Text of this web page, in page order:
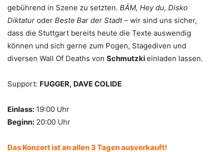
gebührend in Szene zu setzten. BÄM, Hey du, Disko
Diktatur oder Beste Bar der Stadt– wir sind uns sicher,
dass die Stuttgart bereits heute die Texte auswendig
können und sich gerne zum Pogen, Stagediven und
diversen Wall Of Deaths von Schmutzkieinladen lassen.
Support: FUGGER, DAVE COLIDE
Einlass: 19:00 Uhr
Beginn: 20:00 Uhr
Das Konzert ist an allen 3 Tagen ausverkauft!